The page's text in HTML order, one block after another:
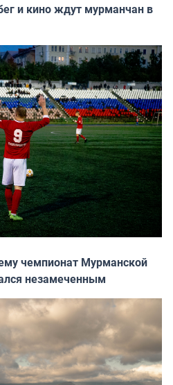
и кино ждут мурманчан в
чемпионат Мурманской
незамеченным